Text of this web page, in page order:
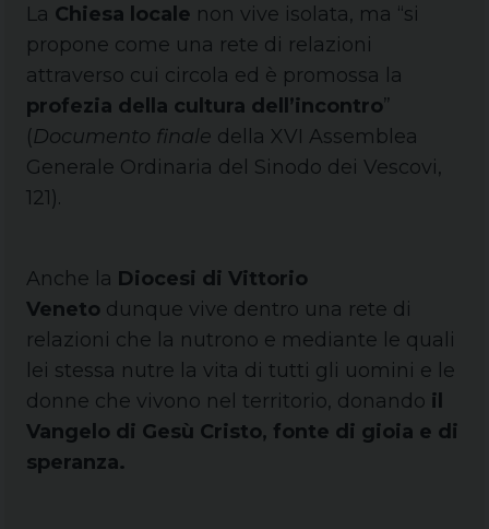
La Chiesa locale non vive isolata, ma “si
propone come una rete di relazioni
attraverso cui circola ed è promossa la
profezia della cultura dell’incontro”
(Documento finale della XVI Assemblea
Generale Ordinaria del Sinodo dei Vescovi,
121).
Anche la Diocesi di Vittorio
Veneto dunque vive dentro una rete di
relazioni che la nutrono e mediante le quali
lei stessa nutre la vita di tutti gli uomini e le
donne che vivono nel territorio, donando il
Vangelo di Gesù Cristo, fonte di gioia e di
speranza.